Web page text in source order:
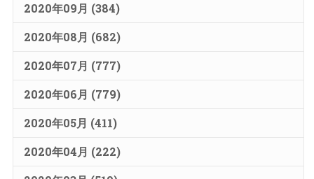
2020年09月 (384)
2020年08月 (682)
2020年07月 (777)
2020年06月 (779)
2020年05月 (411)
2020年04月 (222)